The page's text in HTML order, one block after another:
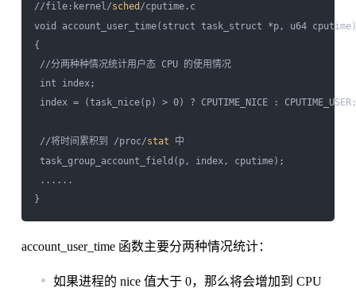
//file:kernel/sched /cputime.c
void account_user_time(struct task_struct *p, u64 cputime)
{
//分两种种情况统计用户态 CPU 的使用情况
int index;
index = (task_nice(p) > 0) ? CPUTIME_NICE : CPUTIME_USER;
//将时间累积到 /proc/stat 中
task_group_account_field(p, index, cputime);
......
account_user_time 函数主要分两种情况统计：
如果进程的 nice 值大于 0，那么将会增加到 CPU